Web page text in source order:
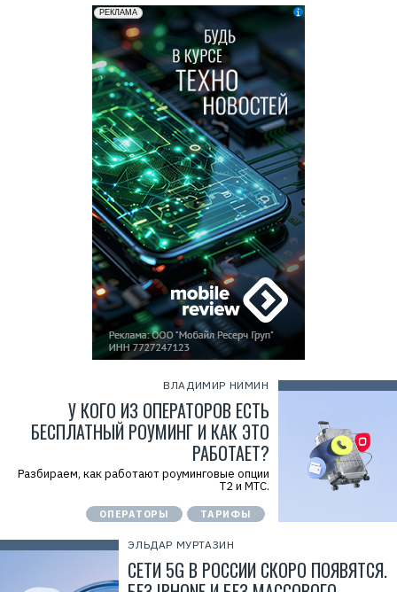
ВЛАДИМИР НИМИН
У КОГО ИЗ ОПЕРАТОРОВ ЕСТЬ
БЕСПЛАТНЫЙ РОУМИНГ И КАК ЭТО
РАБОТАЕТ?
Разбираем, как работают роуминговые опции
Т2 и МТС.
ОПЕРАТОРЫ ТАРИФЫ
ЭЛЬДАР МУРТАЗИН
СЕТИ 5G В РОССИИ СКОРО ПОЯВЯТСЯ.